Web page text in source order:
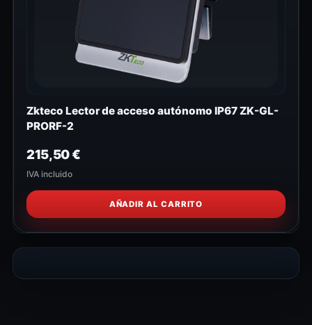
Zkteco Lector de acceso autónomo IP67 ZK-GL-
PRORF-2
215,50€
IVA incluido
AÑADIR AL CARRITO